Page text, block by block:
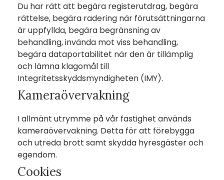
Du har rätt att begära registerutdrag, begära
rättelse, begära radering när förutsättningarna
är uppfyllda, begära begränsning av
behandling, invända mot viss behandling,
begära dataportabilitet när den är tillämplig
och lämna klagomål till
Integritetsskyddsmyndigheten (IMY).
Kameraövervakning
I allmänt utrymme på vår fastighet används
kameraövervakning. Detta för att förebygga
och utreda brott samt skydda hyresgäster och
egendom.
Cookies